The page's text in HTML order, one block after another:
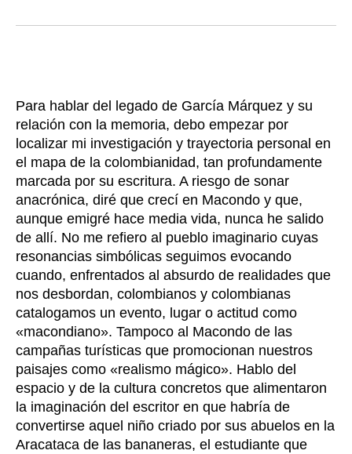
Para hablar del legado de García Márquez y su
relación con la memoria, debo empezar por
localizar mi investigación y trayectoria personal en
el mapa de la colombianidad, tan profundamente
marcada por su escritura. A riesgo de sonar
anacrónica, diré que crecí en Macondo y que,
aunque emigré hace media vida, nunca he salido
de allí. No me refiero al pueblo imaginario cuyas
resonancias simbólicas seguimos evocando
cuando, enfrentados al absurdo de realidades que
nos desbordan, colombianos y colombianas
catalogamos un evento, lugar o actitud como
«macondiano». Tampoco al Macondo de las
campañas turísticas que promocionan nuestros
paisajes como «realismo mágico». Hablo del
espacio y de la cultura concretos que alimentaron
la imaginación del escritor en que habría de
convertirse aquel niño criado por sus abuelos en la
Aracataca de las bananeras, el estudiante que